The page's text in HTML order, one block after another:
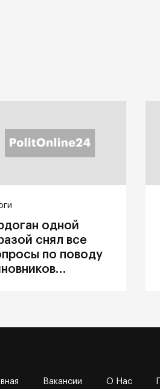
одной
снял все
по поводу
Вакансии О Нас